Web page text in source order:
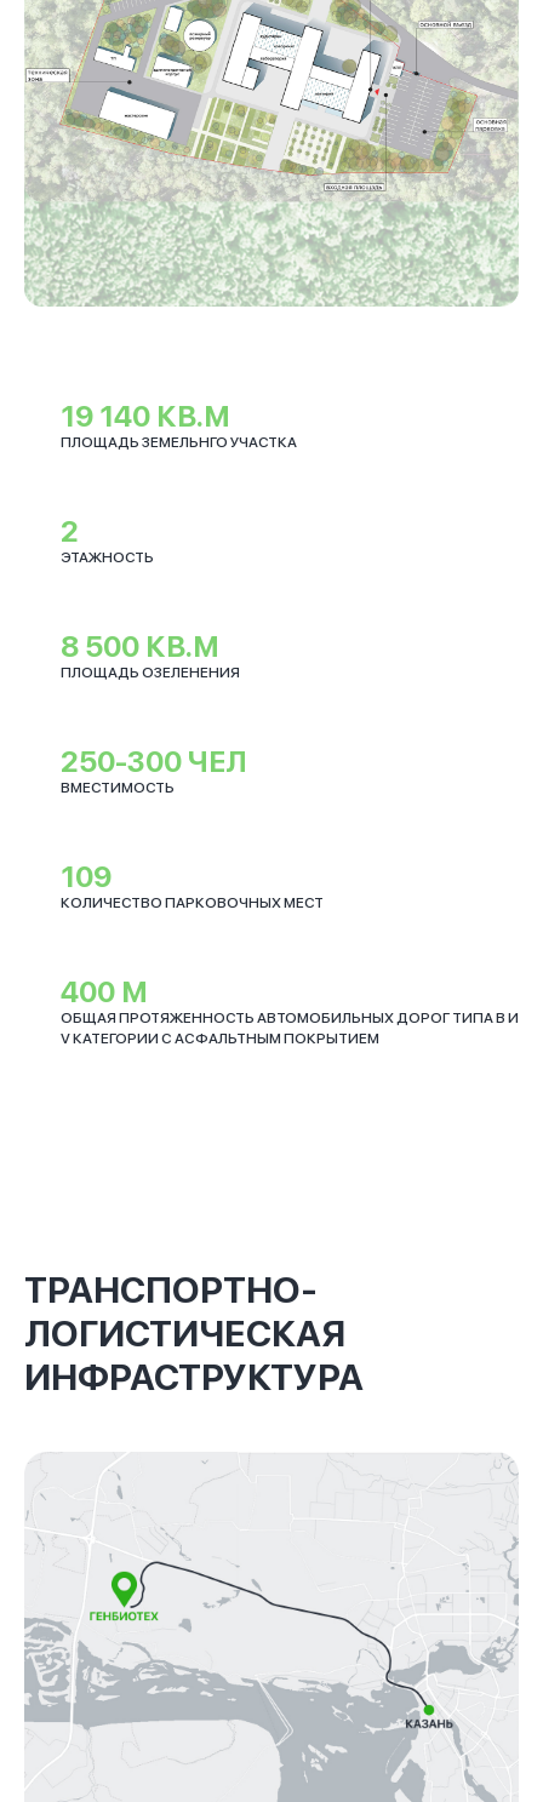
19 140 КВ.М
ПЛОЩАДЬ ЗЕМЕЛЬНГО УЧАСТКА
2
ЭТАЖНОСТЬ
8 500 КВ.М
ПЛОЩАДЬ ОЗЕЛЕНЕНИЯ
250-300 ЧЕЛ
ВМЕСТИМОСТЬ
109
КОЛИЧЕСТВО ПАРКОВОЧНЫХ МЕСТ
400 М
ОБЩАЯ ПРОТЯЖЕННОСТЬ АВТОМОБИЛЬНЫХ ДОРОГ ТИПА В И
V КАТЕГОРИИ С АСФАЛЬТНЫМ ПОКРЫТИЕМ
ТРАНСПОРТНО-
ЛОГИСТИЧЕСКАЯ
ИНФРАСТРУКТУРА